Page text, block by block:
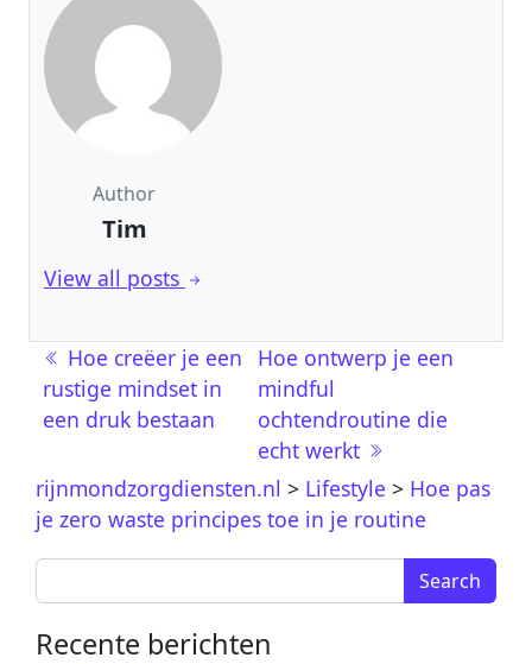
Author
Tim
View all posts
Berichtnavigatie
Hoe creëer je een
rustige mindset in
een druk bestaan
Hoe ontwerp je een
mindful
ochtendroutine die
echt werkt
rijnmondzorgdiensten.nl > Lifestyle > Hoe pas
je zero waste principes toe in je routine
Search for:
Recente berichten